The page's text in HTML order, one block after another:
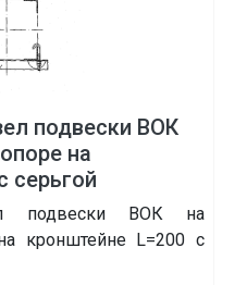
подвески ВОК
на
серьгой
подвески ВОК на
кронштейне L=200 с